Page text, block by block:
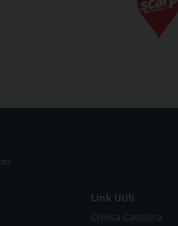
Link Utili
Chiesa Cattolica